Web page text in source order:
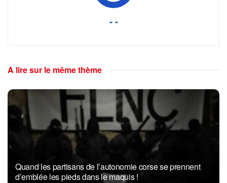
- -
A lire sur le même thème
Quand les partisans de l’autonomie corse se prennent
d’emblée les pieds dans le maquis !